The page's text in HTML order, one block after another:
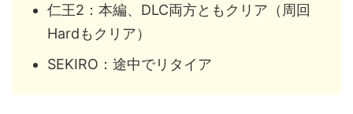
仁王2：本編、DLC両方ともクリア（周回
Hardもクリア）
SEKIRO：途中でリタイア